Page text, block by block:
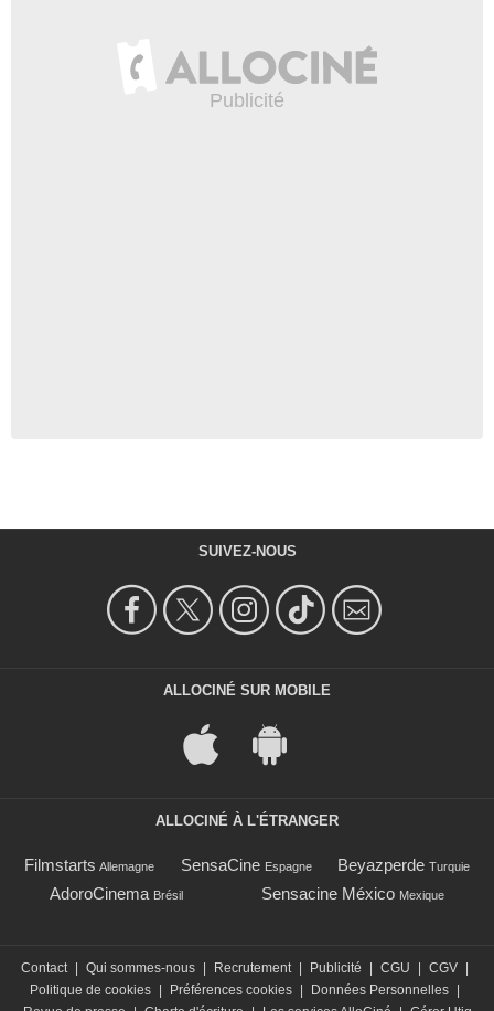
SUIVEZ-NOUS
ALLOCINÉ SUR MOBILE
ALLOCINÉ À L'ÉTRANGER
Filmstarts Allemagne SensaCine Espagne Beyazperde Turquie
AdoroCinema Brésil Sensacine México Mexique
Contact Qui sommes-nous Recrutement Publicité CGU CGV
Politique de cookies
Préférences cookies Données Personnelles